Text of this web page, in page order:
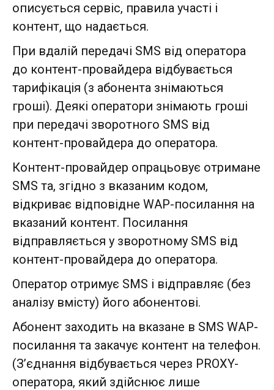
описується сервіс, правила участі і
контент, що надається.
При вдалій передачі SMS від оператора
до контент-провайдера відбувається
тарифікація (з абонента знімаються
гроші). Деякі оператори знімають гроші
при передачі зворотного SMS від
контент-провайдера до оператора.
Контент-провайдер опрацьовує отримане
SMS та, згідно з вказаним кодом,
відкриває відповідне WAP-посилання на
вказаний контент. Посилання
відправляється у зворотному SMS від
контент-провайдера до оператора.
Оператор отримує SMS і відправляє (без
аналізу вмісту) його абонентові.
Абонент заходить на вказане в SMS WAP-
посилання та закачує контент на телефон.
(З’єднання відбувається через PROXY-
оператора, який здійснює лише